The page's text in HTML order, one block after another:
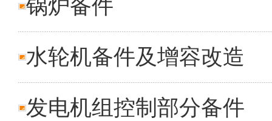
锅炉备件
水轮机备件及增容改造
发电机组控制部分备件